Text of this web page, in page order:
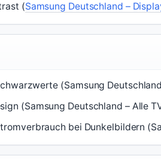
(Samsung Deutschland –
(Samsung
(Samsung Deutschland – Alle
bei Dunkelbildern